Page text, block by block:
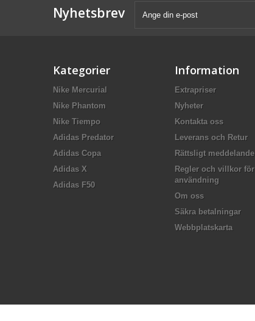
Nyhetsbrev
Kategorier
Nike Mercurial
Nike Phantom
Nike Tiempo
Adidas Predator
Adidas Copa
Adidas X
Adidas F50
Information
Extrapriser
Nyheter
Kontakta oss
Leverans och Retur
Rättsligt meddelande
Regler och villkor för
användning
Om oss
Säkra betalningar
Webbplatskarta